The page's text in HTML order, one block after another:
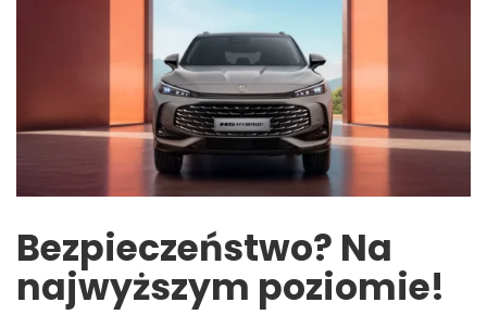
Bezpieczeństwo? Na
najwyższym poziomie!